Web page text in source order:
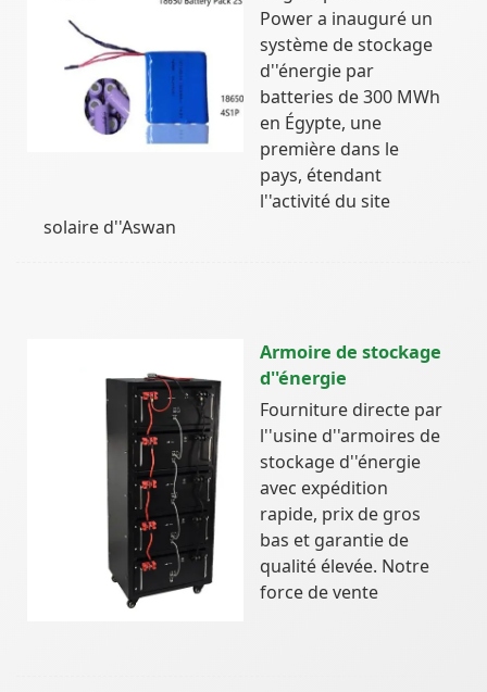
Power a inauguré un
système de stockage
d''énergie par
batteries de 300 MWh
en Égypte, une
première dans le
pays, étendant
l''activité du site
solaire d''Aswan
Armoire de stockage
d''énergie
Fourniture directe par
l''usine d''armoires de
stockage d''énergie
avec expédition
rapide, prix de gros
bas et garantie de
qualité élevée. Notre
force de vente